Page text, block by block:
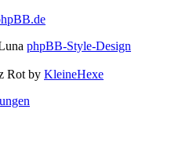
phpBB-Style-Design
Rot by KleineHexe